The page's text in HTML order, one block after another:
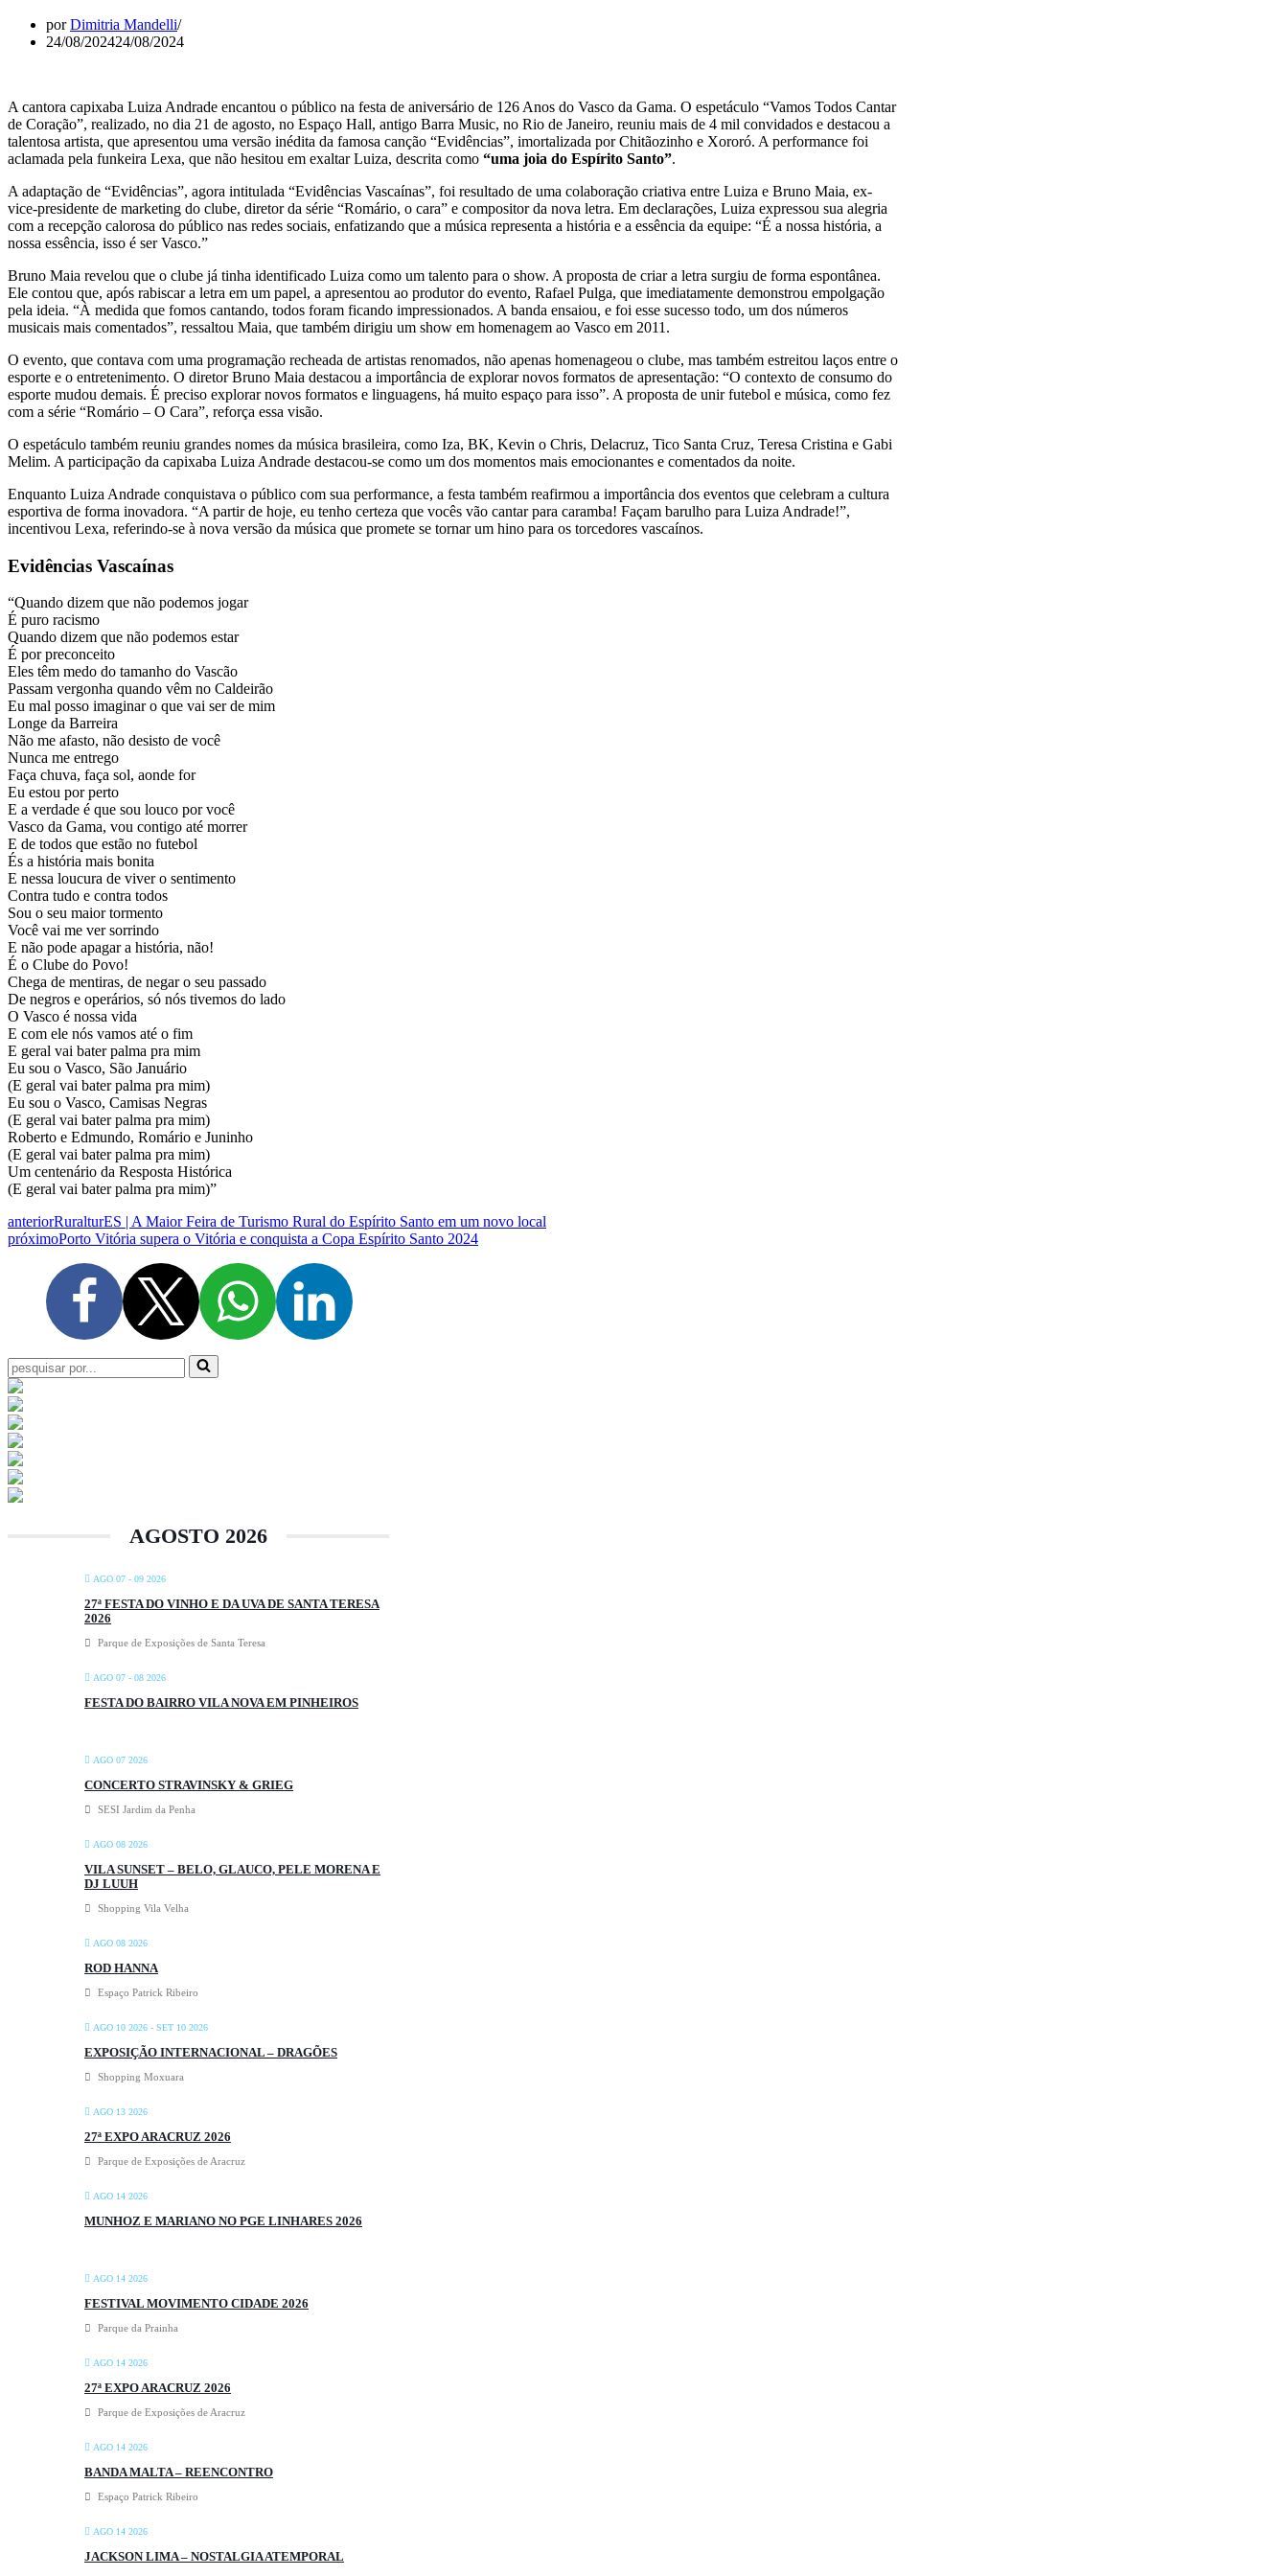
porDimitria Mandelli
24/08/202424/08/2024
A cantora capixaba Luiza Andrade encantou o público na festa de aniversário de 126 Anos do Vasco da Gama. O espetáculo “Vamos Todos Cantar
de Coração”, realizado, no dia 21 de agosto, no Espaço Hall, antigo Barra Music, no Rio de Janeiro, reuniu mais de 4 mil convidados e destacou a
talentosa artista, que apresentou uma versão inédita da famosa canção “Evidências”, imortalizada por Chitãozinho e Xororó. A performance foi
aclamada pela funkeira Lexa, que não hesitou em exaltar Luiza, descrita como “uma joia do Espírito Santo”.
A adaptação de “Evidências”, agora intitulada “Evidências Vascaínas”, foi resultado de uma colaboração criativa entre Luiza e Bruno Maia, ex-
vice-presidente de marketing do clube, diretor da série “Romário, o cara” e compositor da nova letra. Em declarações, Luiza expressou sua alegria
com a recepção calorosa do público nas redes sociais, enfatizando que a música representa a história e a essência da equipe: “É a nossa história, a
nossa essência, isso é ser Vasco.”
Bruno Maia revelou que o clube já tinha identificado Luiza como um talento para o show. A proposta de criar a letra surgiu de forma espontânea.
Ele contou que, após rabiscar a letra em um papel, a apresentou ao produtor do evento, Rafael Pulga, que imediatamente demonstrou empolgação
pela ideia. “À medida que fomos cantando, todos foram ficando impressionados. A banda ensaiou, e foi esse sucesso todo, um dos números
musicais mais comentados”, ressaltou Maia, que também dirigiu um show em homenagem ao Vasco em 2011.
O evento, que contava com uma programação recheada de artistas renomados, não apenas homenageou o clube, mas também estreitou laços entre o
esporte e o entretenimento. O diretor Bruno Maia destacou a importância de explorar novos formatos de apresentação: “O contexto de consumo do
esporte mudou demais. É preciso explorar novos formatos e linguagens, há muito espaço para isso”. A proposta de unir futebol e música, como fez
com a série “Romário – O Cara”, reforça essa visão.
O espetáculo também reuniu grandes nomes da música brasileira, como Iza, BK, Kevin o Chris, Delacruz, Tico Santa Cruz, Teresa Cristina e Gabi
Melim. A participação da capixaba Luiza Andrade destacou-se como um dos momentos mais emocionantes e comentados da noite.
Enquanto Luiza Andrade conquistava o público com sua performance, a festa também reafirmou a importância dos eventos que celebram a cultura
esportiva de forma inovadora. “A partir de hoje, eu tenho certeza que vocês vão cantar para caramba! Façam barulho para Luiza Andrade!”,
incentivou Lexa, referindo-se à nova versão da música que promete se tornar um hino para os torcedores vascaínos.
Evidências Vascaínas
“Quando dizem que não podemos jogar
É puro racismo
Quando dizem que não podemos estar
É por preconceito
Eles têm medo do tamanho do Vascão
Passam vergonha quando vêm no Caldeirão
Eu mal posso imaginar o que vai ser de mim
Longe da Barreira
Não me afasto, não desisto de você
Nunca me entrego
Faça chuva, faça sol, aonde for
Eu estou por perto
E a verdade é que sou louco por você
Vasco da Gama, vou contigo até morrer
E de todos que estão no futebol
És a história mais bonita
E nessa loucura de viver o sentimento
Contra tudo e contra todos
Sou o seu maior tormento
Você vai me ver sorrindo
E não pode apagar a história, não!
É o Clube do Povo!
Chega de mentiras, de negar o seu passado
De negros e operários, só nós tivemos do lado
O Vasco é nossa vida
E com ele nós vamos até o fim
E geral vai bater palma pra mim
Eu sou o Vasco, São Januário
(E geral vai bater palma pra mim)
Eu sou o Vasco, Camisas Negras
(E geral vai bater palma pra mim)
Roberto e Edmundo, Romário e Juninho
(E geral vai bater palma pra mim)
Um centenário da Resposta Histórica
(E geral vai bater palma pra mim)”
anteriorRuralturES | A Maior Feira de Turismo Rural do Espírito Santo em um novo local
próximoPorto Vitória supera o Vitória e conquista a Copa Espírito Santo 2024
Pesquisar
por...
AGOSTO 2026
AGO 07 - 09 2026
27ª FESTA DO VINHO E DA UVA DE SANTA TERESA
2026
Parque de Exposições de Santa Teresa
AGO 07 - 08 2026
FESTA DO BAIRRO VILA NOVA EM PINHEIROS
AGO 07 2026
CONCERTO STRAVINSKY & GRIEG
SESI Jardim da Penha
AGO 08 2026
VILA SUNSET – BELO, GLAUCO, PELE MORENA E
DJ LUUH
Shopping Vila Velha
AGO 08 2026
ROD HANNA
Espaço Patrick Ribeiro
AGO 10 2026 - SET 10 2026
EXPOSIÇÃO INTERNACIONAL – DRAGÕES
Shopping Moxuara
AGO 13 2026
27ª EXPO ARACRUZ 2026
Parque de Exposições de Aracruz
AGO 14 2026
MUNHOZ E MARIANO NO PGE LINHARES 2026
AGO 14 2026
FESTIVAL MOVIMENTO CIDADE 2026
Parque da Prainha
AGO 14 2026
27ª EXPO ARACRUZ 2026
Parque de Exposições de Aracruz
AGO 14 2026
BANDA MALTA – REENCONTRO
Espaço Patrick Ribeiro
AGO 14 2026
JACKSON LIMA – NOSTALGIA ATEMPORAL